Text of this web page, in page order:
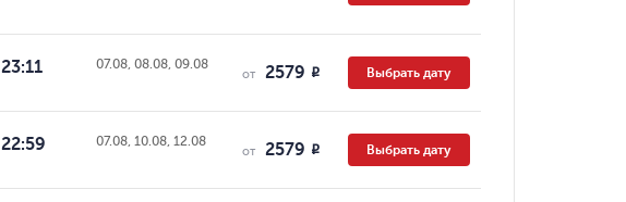
23:11 07.08, 08.08, 09.08
от 2579 R Выбрать дату
22:59 07.08, 10.08, 12.08
от 2579 R Выбрать дату